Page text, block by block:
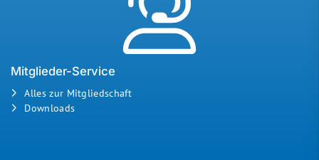
Mitglieder-Service
Alles zur Mitgliedschaft
Downloads